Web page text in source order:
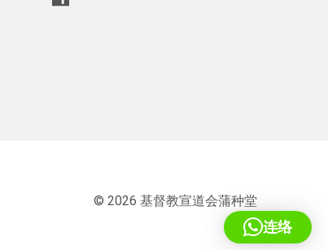
© 2026 基督教宣道会蒲种堂
连络